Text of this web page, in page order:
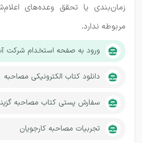
زمان‌بندی یا تحقق وعده‌های
مربوطه ندارد.
ورود به صفحه استخدام شرکت
دانلود کتاب الکترونیکی مصاحبه
سفارش پستی کتاب مصاحبه
تجربیات مصاحبه کارجویان